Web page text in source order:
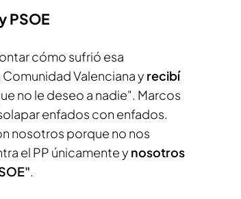
PSOE
cómo sufrió esa
Valenciana y recibí
no le deseo a nadie". Marcos
enfados con enfados.
nosotros porque no nos
el PP únicamente y nosotros
.